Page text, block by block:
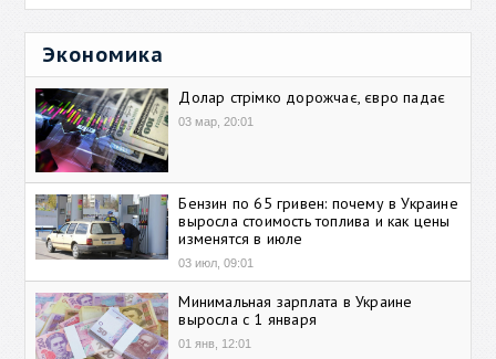
Экономика
Долар стрімко дорожчає, євро падає
03 мар, 20:01
Бензин по 65 гривен: почему в Украине
выросла стоимость топлива и как цены
изменятся в июле
03 июл, 09:01
Минимальная зарплата в Украине
выросла с 1 января
01 янв, 12:01